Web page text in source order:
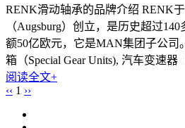
RENK滑动轴承的品牌介绍 RENK
（Augsburg）创立，是历史超过
额50亿欧元，它是MAN集团子公司
箱（Special Gear Units), 汽车变速器
阅读全文+
‹‹ 1 ››